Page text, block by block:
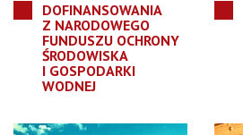
DOFINANSOWANIA
Z NARODOWEGO
FUNDUSZU OCHRONY
ŚRODOWISKA
I GOSPODARKI
WODNEJ